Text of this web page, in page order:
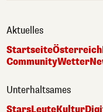
Aktuelles
StartseiteÖsterreich
CommunityWetter
Unterhaltsames
StarsLeuteKultur